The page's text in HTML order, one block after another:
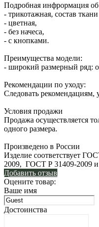
Подробная инфрормация об
- трикотажная, состав
- цветная,
- без начеса,
- с кнопками.
Преимущества модели:
- широкий размерный ряд:
Рекомендации по уходу:
Следовать рекомендациям,
Условия продажи
Продажа осуществляется
одного размера.
Произведено в России
Изделие соответствует
2009, ГОСТ Р 31409-2009
Добавить отзыв
Оцените товар:
Ваше имя
Достоинства